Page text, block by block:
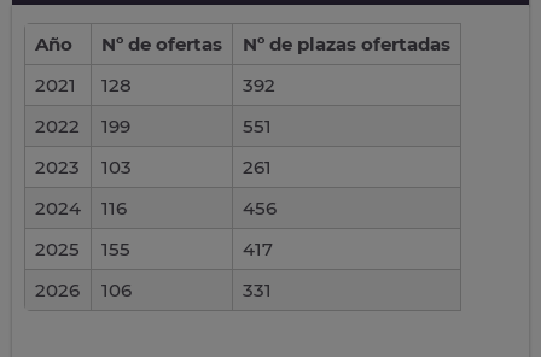
Año Nº de ofertas
Nº de plazas ofertadas
2021
128
392
2022
199
551
2023
103
261
2024
116
456
2025
155
417
2026
106 331